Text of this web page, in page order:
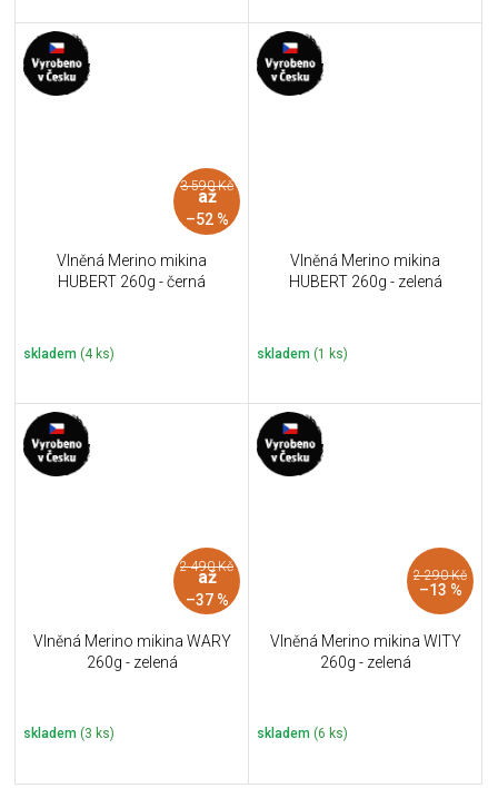
3 590 Kč
až
–52 %
Vlněná Merino mikina
HUBERT 260g - černá
skladem (4 ks)
Vlněná Merino mikina
HUBERT 260g - zelená
skladem (1 ks)
2 490 Kč
až
–37 %
Vlněná Merino mikina WARY
260g - zelená
skladem (3 ks)
2 290 Kč
–13 %
Vlněná Merino mikina WITY
260g - zelená
skladem (6 ks)